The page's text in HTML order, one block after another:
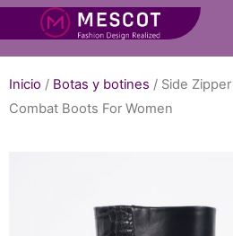
Inicio / Botas y botines / Side
Combat Boots For Women